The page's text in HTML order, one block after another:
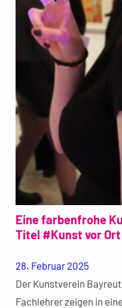
Eine farbenfrohe
Titel #Kunst vor Ort
28. Februar 2025
Der Kunstverein
Fachlehrer zeigen in